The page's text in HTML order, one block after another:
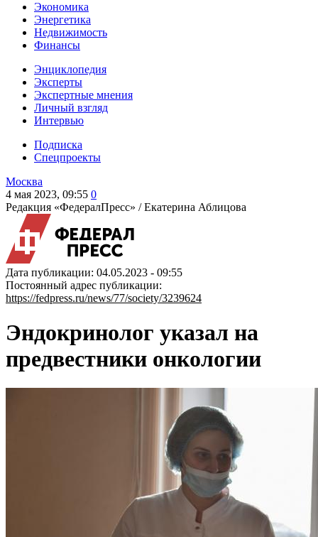
Экономика
Энергетика
Недвижимость
Финансы
Энциклопедия
Эксперты
Экспертные мнения
Личный взгляд
Интервью
Подписка
Спецпроекты
Москва
4 мая 2023, 09:55 0
Редакция «ФедералПресс» /Екатерина Аблицова
Дата публикации: 04.05.2023 - 09:55
Постоянный адрес публикации:
https://fedpress.ru/news/77/society/3239624
Эндокринолог указал на
предвестники онкологии